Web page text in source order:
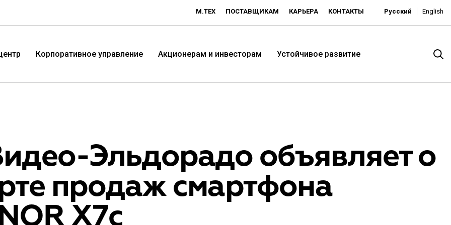
М.ТЕХ ПОСТАВЩИКАМ КАРЬЕРА КОНТАКТЫ Русский English
Технологичная розничная
компания «М.Видео»
Территория низких цен -
Корпоративное управление Акционерам и инвесторам Устойчивое развитие
Эльдорадо объявляет о
продаж смартфона
X7с